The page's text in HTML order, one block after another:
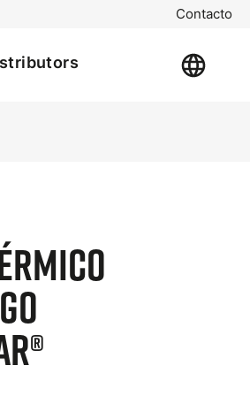
Contacto